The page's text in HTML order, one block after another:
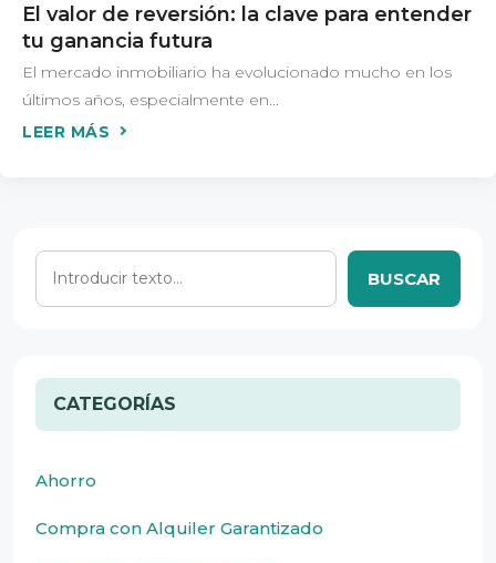
El valor de reversión: la clave para entender
tu ganancia futura
El mercado inmobiliario ha evolucionado mucho en los
últimos años, especialmente en...
BUSCAR
CATEGORÍAS
Ahorro
Compra con Alquiler Garantizado